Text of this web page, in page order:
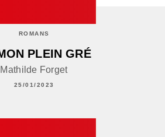
ROMANS
PLEIN GRÉ
Mathilde Forget
25/01/2023